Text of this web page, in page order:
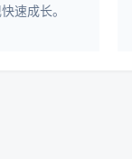
速成长。